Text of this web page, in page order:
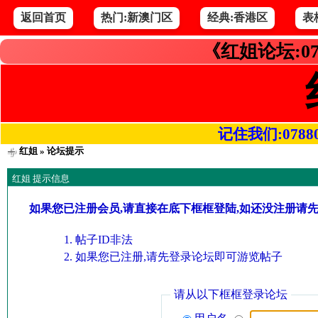
返回首页 热门:新澳门区 经典:香港区 表
《红姐论坛
记住我们
红姐» 论坛提示
红姐 提示信息
如果您已注册会员,请直接在底下框框登陆,如还没注册请
帖子ID非法
如果您已注册,请先登录论坛即可游览帖子
请从以下框框登录论坛